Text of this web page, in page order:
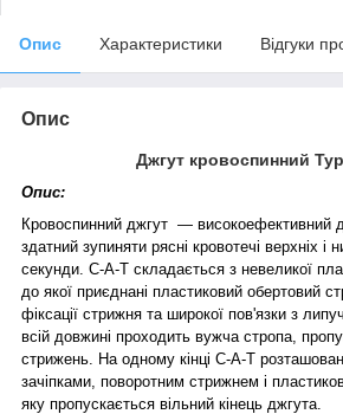
Опис Характеристики Відгуки
Опис
Джгут кровоспинний
Опис:
Кровоспинний джгут — високоефективний
здатний зупиняти рясні кровотечі верхніх і
секунди. C-A-T складається з невеликої
до якої приєднані пластиковий обертовий
фіксації стрижня та широкої пов'язки з
всій довжині проходить вужча стропа,
стрижень. На одному кінці C-A-T
зачіпками, поворотним стрижнем і
яку пропускається вільний кінець джгута.